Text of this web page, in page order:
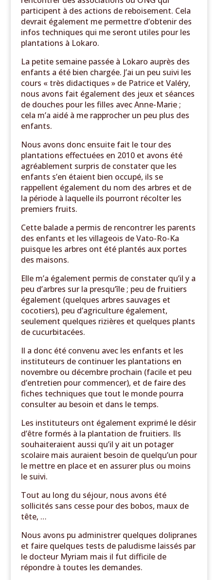
participent à des actions de reboisement. Cela
devrait également me permettre d’obtenir des
infos techniques qui me seront utiles pour les
plantations à Lokaro.
La petite semaine passée à Lokaro auprès des
enfants a été bien chargée. J’ai un peu suivi les
cours « très didactiques » de Patrice et Valéry,
nous avons fait également des jeux et séances
de douches pour les filles avec Anne-Marie ;
cela m’a aidé à me rapprocher un peu plus des
enfants.
Nous avons donc ensuite fait le tour des
plantations effectuées en 2010 et avons été
agréablement surpris de constater que les
enfants s’en étaient bien occupé, ils se
rappellent également du nom des arbres et de
la période à laquelle ils pourront récolter les
premiers fruits.
Cette balade a permis de rencontrer les parents
des enfants et les villageois de Vato-Ro-Ka
puisque les arbres ont été plantés aux portes
des maisons.
Elle m’a également permis de constater qu’il y a
peu d’arbres sur la presqu’île ; peu de fruitiers
également (quelques arbres sauvages et
cocotiers), peu d’agriculture également,
seulement quelques rizières et quelques plants
de cucurbitacées.
Il a donc été convenu avec les enfants et les
instituteurs de continuer les plantations en
novembre ou décembre prochain (facile et peu
d’entretien pour commencer), et de faire des
fiches techniques que tout le monde pourra
consulter au besoin et dans le temps.
Les instituteurs ont également exprimé le désir
d’être formés à la plantation de fruitiers. Ils
souhaiteraient aussi qu’il y ait un potager
scolaire mais auraient besoin de quelqu’un pour
le mettre en place et en assurer plus ou moins
le suivi.
Tout au long du séjour, nous avons été
sollicités sans cesse pour des bobos, maux de
tête, …
Nous avons pu administrer quelques dolipranes
et faire quelques tests de paludisme laissés par
le docteur Myriam mais il fut difficile de
répondre à toutes les demandes.